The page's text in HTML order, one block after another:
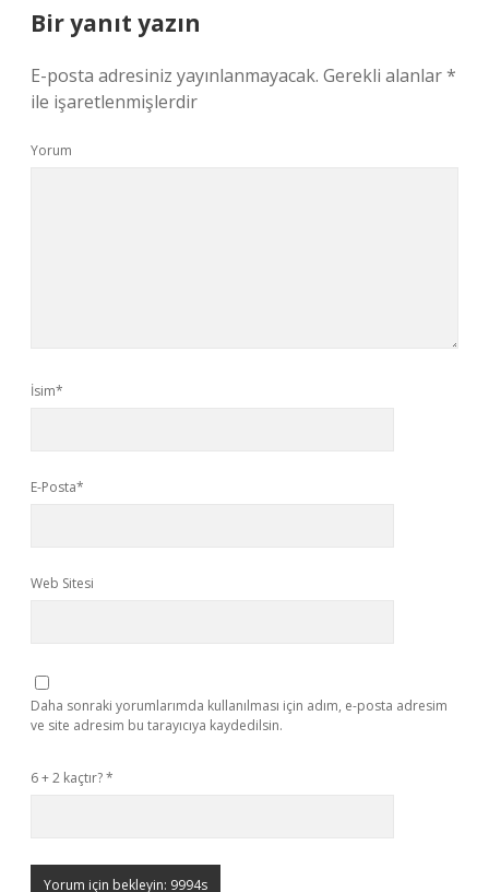
Bir yanıt yazın
E-posta adresiniz yayınlanmayacak. Gerekli alanlar*
ile işaretlenmişlerdir
Yorum
İsim*
E-Posta*
Web Sitesi
Daha sonraki yorumlarımda kullanılması için adım, e-posta adresim
ve site adresim bu tarayıcıya kaydedilsin.
6 + 2 kaçtır?*